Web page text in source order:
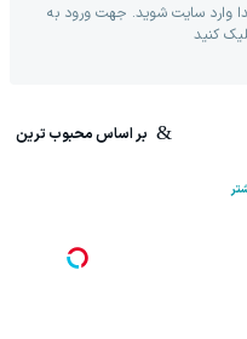
وارد سایت شوید. جهت ورود به
کنید
بر اساس محبوب ترین